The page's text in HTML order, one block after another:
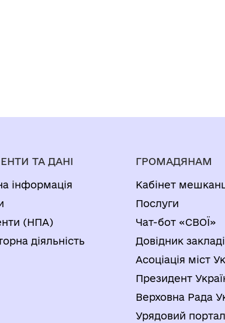
ТА ДАНІ
інформація
(НПА)
діяльність
ГРОМАДЯНАМ
Кабінет
Послуги
Чат-бот «СВОЇ»
Довідник
Асоціація міст
Президент
Верховна Рада
Урядовий портал